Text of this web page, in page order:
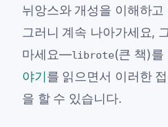
뉘앙스와 개성을 이해하
그러니 계속 나아가세요,
마세요—librote(큰 책)를
야기를 읽으면서 이러한
을 할 수 있습니다.